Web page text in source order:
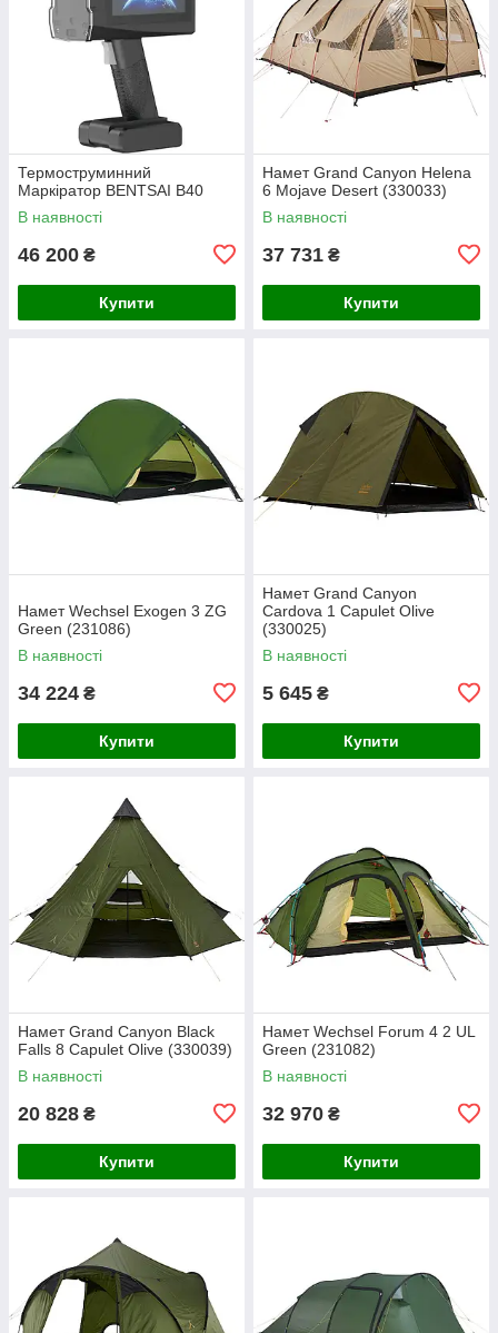
Термоструминний
Маркіратор BENTSAI B40
В наявності
46 200 ₴
Купити
Намет Grand Canyon Helena
6 Mojave Desert (330033)
В наявності
37 731 ₴
Купити
Намет Wechsel Exogen 3 ZG
Green (231086)
В наявності
34 224 ₴
Купити
Намет Grand Canyon
Cardova 1 Capulet Olive
(330025)
В наявності
5 645 ₴
Купити
Намет Grand Canyon Black
Falls 8 Capulet Olive (330039)
В наявності
20 828 ₴
Купити
Намет Wechsel Forum 4 2 UL
Green (231082)
В наявності
32 970 ₴
Купити